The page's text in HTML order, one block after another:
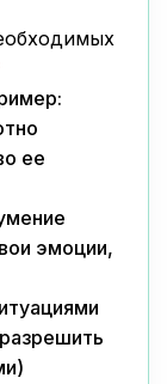
ее
эмоции,